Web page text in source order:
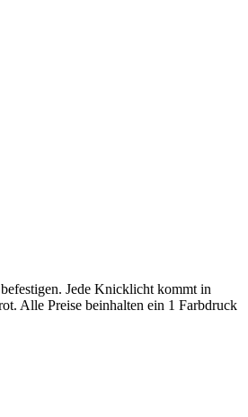
Jede Knicklicht kommt in
Alle Preise beinhalten ein 1 Farbdruck